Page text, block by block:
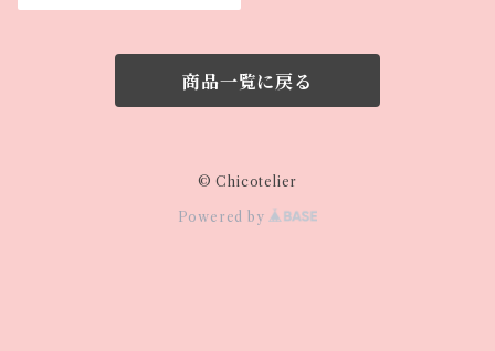
商品一覧に戻る
© Chicotelier
Powered by